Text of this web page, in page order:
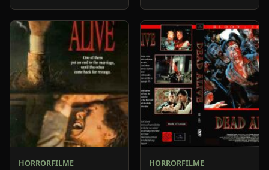
runtergekommenen
Hotels, irgendwo in
einem sumpfigen Gebiet
der US-amerikan
verstorbenen
Schulkameraden das
letzte Geleit zu geben.
Die fünf haben in
verschiedenen Städt
HORRORFILME HORRORFILME